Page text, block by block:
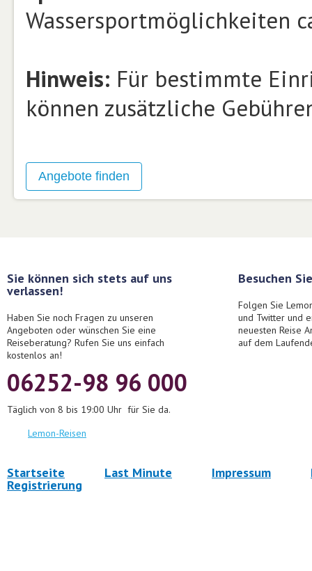
Wassersportmöglichkeiten
Hinweis: Für bestimmte
können zusätzliche
Sie können sich stets auf uns
verlassen!
Haben Sie noch Fragen zu unseren
Angeboten oder wünschen Sie eine
Reiseberatung? Rufen Sie uns einfach
kostenlos an!
06252-98 96 000
Täglich von 8 bis 19:00 Uhr für Sie da.
Lemon-Reisen
Besuchen
Folgen Sie
und Twitter und
neuesten Reise
auf dem
Startseite Last Minute Impressum
Registrierung